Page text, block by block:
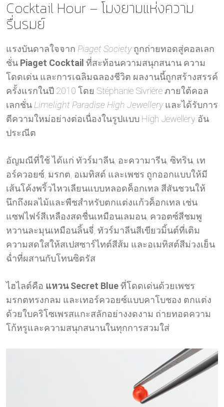
Cocktail Hour – โมงยามแห่งความ
รื่นรมย์
แรงบันดาลใจจาก Piaget Societyถูกถ่ายทอดสู่คอลเลก
ชั่น Piaget Cocktail ที่สะท้อนความสนุกสนาน ความ
โดดเด่น และการเฉลิมฉลองชีวิต ผลงานนี้ถูกสร้างสรรค์
ครั้งแรกในปี 2010 โดย Stéphanie Sivrière ภายใต้คอล
เลกชั่น Limelight Paradise High Jewelleryและได้รับการ
ตีความใหม่อย่างต่อเนื่องในรูปแบบ High Jewellery อัน
ประณีต
อัญมณีที่ใช้ ได้แก่ ทัวร์มาลีน, อะความารีน, ซิทริน, เท
อร์ควอยซ์, มรกต, อเมทิสต์ และเพชร ถูกออกแบบให้มี
เส้นโค้งพริ้วไหวเลียนแบบหลอดค็อกเทล สีสันชวนให้
นึกถึงผลไม้และพืชสำหรับตกแต่งแก้วค็อกเทล เช่น
แซฟไฟร์สีเหลืองสดชื่นเหมือนเลมอน, ควอตซ์สีชมพู
หวานละมุนเหมือนลิ้นจี่, ทัวร์มาลีนสีเขียวมิ้นต์ที่เติม
ความสดใสให้สเปสซาร์ไทต์สีส้ม และอเมทิสต์สีม่วงเย็น
ฉ่ำที่ผสานกับโทนซิตรัส
ไฮไลต์คือ แหวน Secret Blueที่โดดเด่นด้วยเพชร
มรกตทรงกลม และเทอร์ควอยซ์แบบคาโบชอง ตกแต่ง
ด้วยใบคริโซเพรสแกะสลักอย่างงดงาม ถ่ายทอดความ
โก้หรูและความสนุกสนานในทุกการสวมใส่